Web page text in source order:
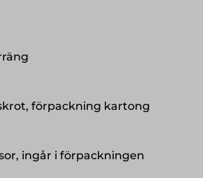
förpackning kartong
ingår i förpackningen